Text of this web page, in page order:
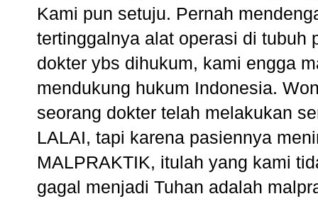
Kami pun setuju. Pernah
tertinggalnya alat operasi di tubuh
dokter ybs dihukum, kami engga
mendukung hukum Indonesia.
seorang dokter telah melakukan
LALAI, tapi karena pasiennya
MALPRAKTIK, itulah yang kami
gagal menjadi Tuhan adalah